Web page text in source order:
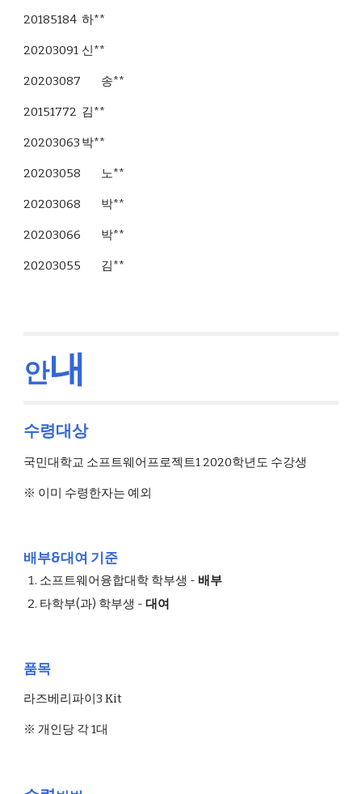
20185184 하**
20203091 신**
20203087 송**
20151772 김**
20203063 박**
20203058 노**
20203068 박**
20203066 박**
20203055 김**
안내
수령대상
국민대학교 소프트웨어프로젝트1 2020학년도 수강생
※ 이미 수령한자는 예외
배부&대여 기준
소프트웨어융합대학 학부생 - 배부
타학부(과) 학부생 - 대여
품목
라즈베리파이3 Kit
※ 개인당 각 1대